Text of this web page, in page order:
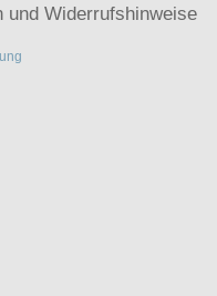
und Widerrufshinweise